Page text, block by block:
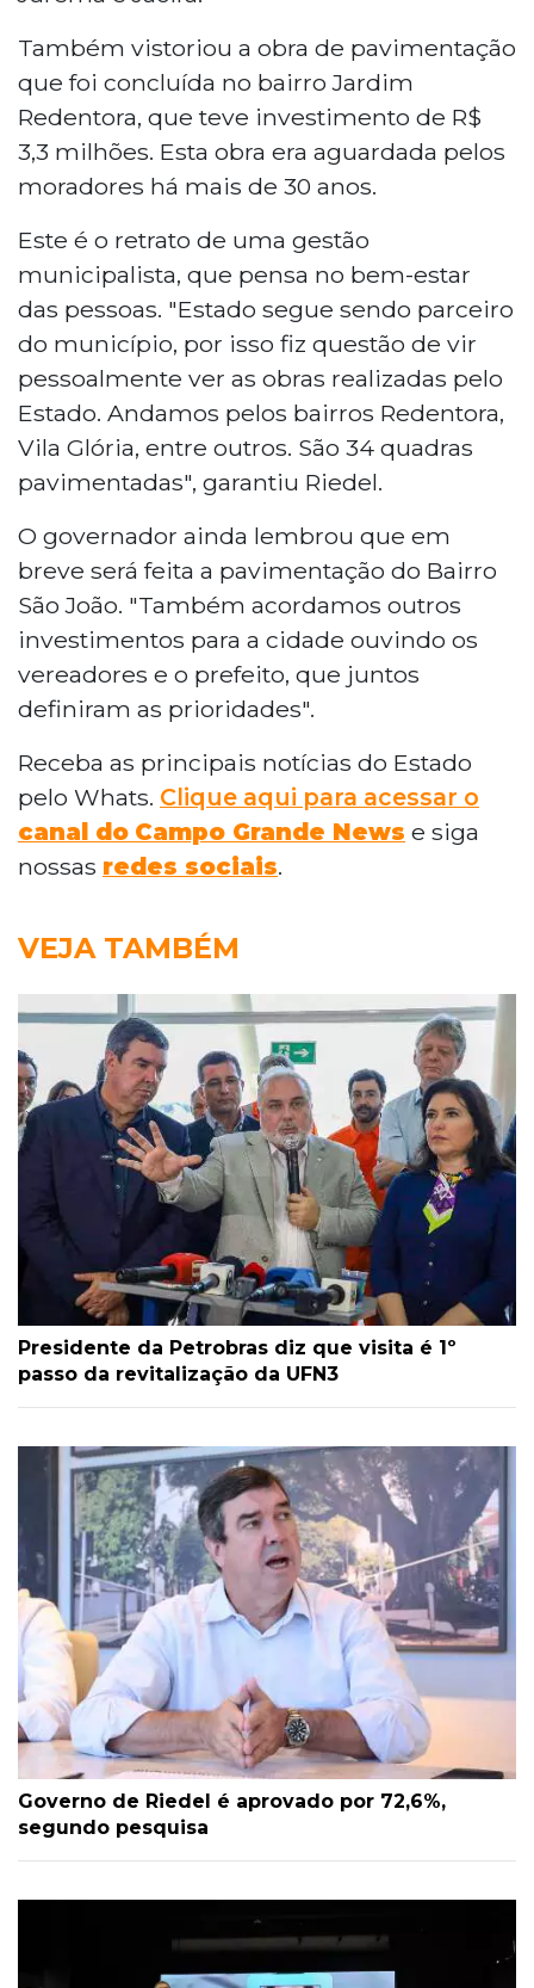
Também vistoriou a obra de pavimentação
que foi concluída no bairro Jardim
Redentora, que teve investimento de R$
3,3 milhões. Esta obra era aguardada pelos
moradores há mais de 30 anos.
Este é o retrato de uma gestão
municipalista, que pensa no bem-estar
das pessoas. "Estado segue sendo parceiro
do município, por isso fiz questão de vir
pessoalmente ver as obras realizadas pelo
Estado. Andamos pelos bairros Redentora,
Vila Glória, entre outros. São 34 quadras
pavimentadas", garantiu Riedel.
O governador ainda lembrou que em
breve será feita a pavimentação do Bairro
São João. "Também acordamos outros
investimentos para a cidade ouvindo os
vereadores e o prefeito, que juntos
definiram as prioridades".
Receba as principais notícias do Estado
pelo Whats. Clique aqui para acessar o
canal do Campo Grande News e siga
nossas redes sociais.
VEJA TAMBÉM
Presidente da Petrobras diz que visita é 1º
passo da revitalização da UFN3
Governo de Riedel é aprovado por 72,6%,
segundo pesquisa